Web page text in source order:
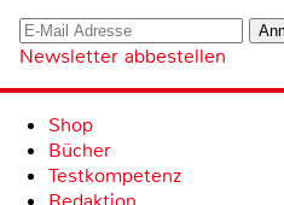
Newsletter abbestellen
Shop
Bücher
Testkompetenz